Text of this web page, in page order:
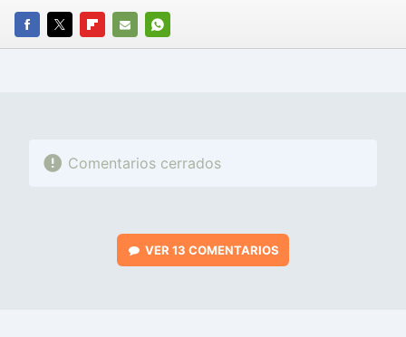
FACEBOOK
TWITTERFLIPBOARD
E-
WHATSAPP
Comentarios cerrados
VER 13 COMENTARIOS